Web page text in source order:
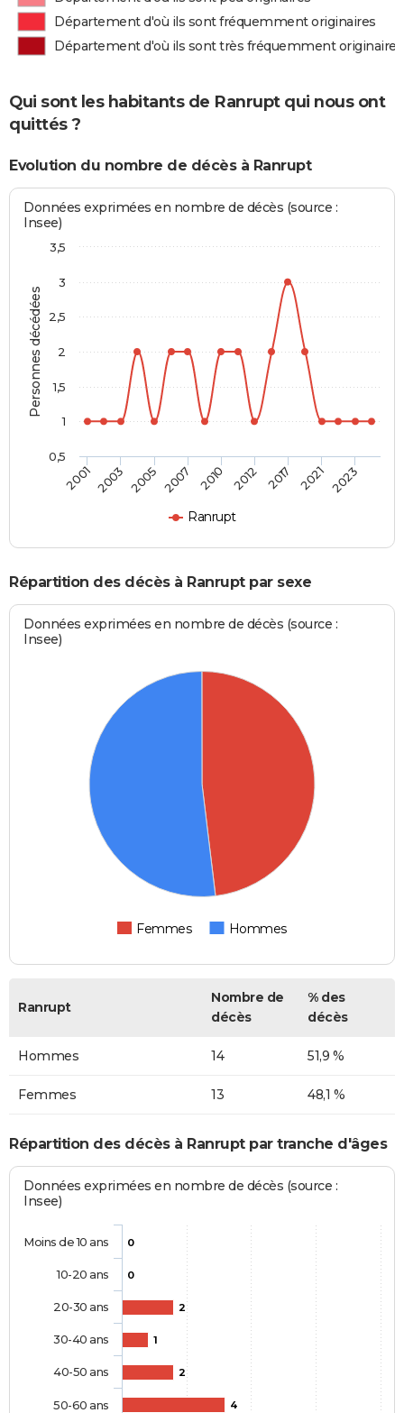
Département d'où ils sont fréquemment originaires
Département d'où ils sont très fréquemment originaires
Qui sont les habitants de Ranrupt qui nous ont
quittés ?
Evolution du nombre de décès à Ranrupt
Personnes décédées
Données exprimées en nombre de décès (source :
Insee)
Ranrupt
2001 2003 2005 2007 2010 2012 2017 2021 2023
0,5
1
1,5
2
2,5
3
3,5
Répartition des décès à Ranrupt par sexe
Données exprimées en nombre de décès (source :
Insee)
Femmes Hommes
Ranrupt
Nombre de
décès
% des
décès
Hommes 14 51,9 %
Femmes 13 48,1 %
Répartition des décès à Ranrupt par tranche d'âges
Données exprimées en nombre de décès (source :
Insee)
0
0
2
1
2
4
Moins de 10 ans
10-20 ans
20-30 ans
30-40 ans
40-50 ans
50-60 ans